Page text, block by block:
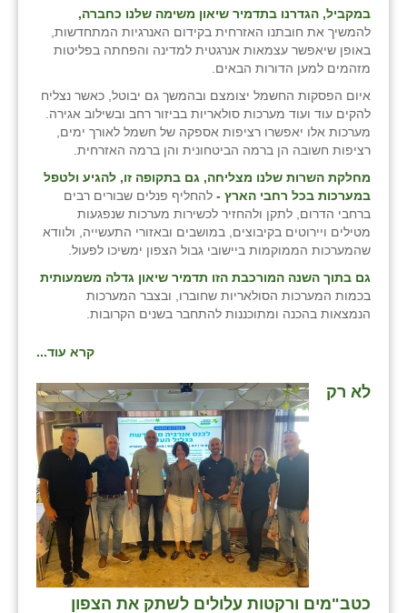
במקביל, הגדרנו בתדמיר שיאון משימה שלנו כחברה,
להמשיך את חובתנו האזרחית בקידום האנרגיות המתחדשות,
באופן שיאפשר עצמאות אנרגטית למדינה והפחתה בפליטות
מזהמים למען הדורות הבאים.
איום הפסקות החשמל יצומצם ובהמשך גם יבוטל, כאשר נצליח
להקים עוד ועוד מערכות סולאריות בביזור רחב ובשילוב אגירה.
מערכות אלו יאפשרו רציפות אספקה של חשמל לאורך ימים,
רציפות חשובה הן ברמה הביטחונית והן ברמה האזרחית.
מחלקת השרות שלנו מצליחה, גם בתקופה זו, להגיע ולטפל
במערכות בכל רחבי הארץ - להחליף פנלים שבורים רבים
ברחבי הדרום, לתקן ולהחזיר לכשירות מערכות שנפגעות
מטילים ויירוטים בקיבוצים, במושבים ובאזורי התעשייה, ולוודא
שהמערכות הממוקמות ביישובי גבול הצפון ימשיכו לפעול.
גם בתוך השנה המורכבת הזו תדמיר שיאון גדלה משמעותית
בכמות המערכות הסולאריות שחוברו, ובצבר המערכות
הנמצאות בהכנה ומתוכננות להתחבר בשנים הקרובות.
קרא עוד...
לא רק
כטב"מים ורקטות עלולים לשתק את הצפון
תלמי יוסף
בוסתן הגליל